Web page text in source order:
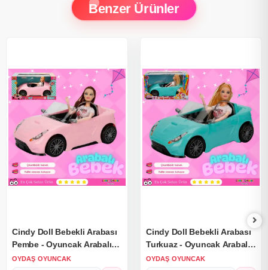
Benzer Ürünler
Cindy Doll Bebekli Arabası
Pembe - Oyuncak Arabalı
Bebek - Barbie Arabası -
OYDAŞ OYUNCAK
Cindy Doll Bebekli Arabası
Turkuaz - Oyuncak Arabalı
Bebek - Barbie Arabası -
OYDAŞ OYUNCAK